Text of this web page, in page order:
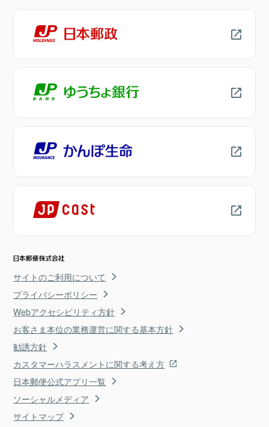
サイトのご利用について
プライバシーポリシー
Webアクセシビリティ方針
お客さま本位の業務運営に関する基本方針
勧誘方針
カスタマーハラスメントに関する考え方
日本郵便公式アプリ一覧
ソーシャルメディア
サイトマップ